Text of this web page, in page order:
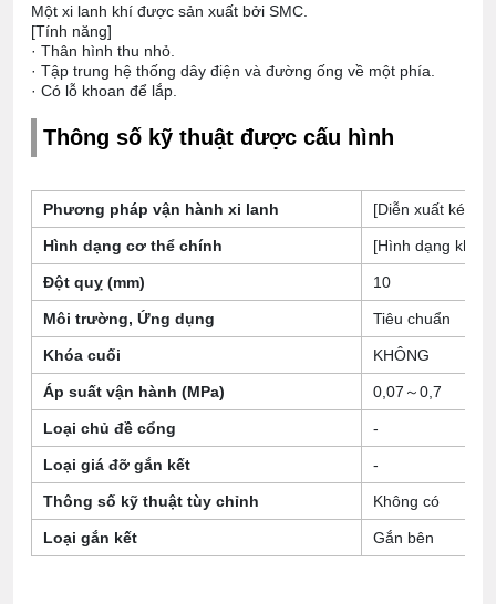
Một xi lanh khí được sản xuất bởi SMC.
[Tính năng]
· Thân hình thu nhỏ.
· Tập trung hệ thống dây điện và đường ống về một phía.
· Có lỗ khoan để lắp.
Thông số kỹ thuật được cấu hình
Phương pháp vận hành xi lanh [Diễn xuất kép]
Hình dạng cơ thể chính [Hình dạng khối]
Đột quỵ (mm) 10
Môi trường, Ứng dụng Tiêu chuẩn
Khóa cuối KHÔNG
Áp suất vận hành (MPa) 0,07～0,7
Loại chủ đề cổng -
Loại giá đỡ gắn kết -
Thông số kỹ thuật tùy chỉnh Không có
Loại gắn kết Gắn bên